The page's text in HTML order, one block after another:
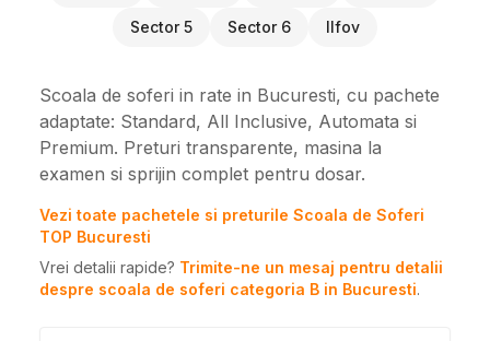
Sector 5 Sector 6 Ilfov
Scoala de soferi in rate in Bucuresti, cu pachete
adaptate: Standard, All Inclusive, Automata si
Premium. Preturi transparente, masina la
examen si sprijin complet pentru dosar.
Vezi toate pachetele si preturile Scoala de Soferi
TOP Bucuresti
Vrei detalii rapide? Trimite-ne un mesaj pentru detalii
despre scoala de soferi categoria B in Bucuresti.